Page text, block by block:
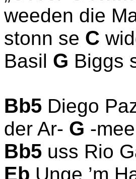
weeden die
stonn se C
Basil G Biggs
Bb5 Diego
der Ar- G -
Bb5 uss Rio
Eb Unge ’m